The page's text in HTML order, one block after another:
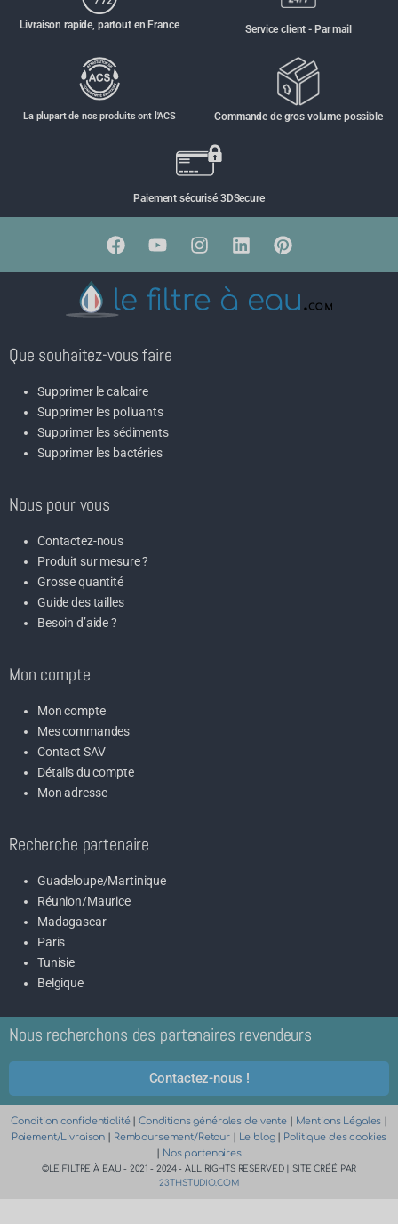
Livraison rapide, partout en France Service client - Par mail
La plupart de nos produits ont l'ACS Commande de gros volume possible
Paiement sécurisé 3DSecure
Que souhaitez-vous faire
Supprimer le calcaire
Supprimer les polluants
Supprimer les sédiments
Supprimer les bactéries
Nous pour vous
Contactez-nous
Produit sur mesure ?
Grosse quantité
Guide des tailles
Besoin d’aide ?
Mon compte
Mon compte
Mes commandes
Contact SAV
Détails du compte
Mon adresse
Recherche partenaire
Guadeloupe/Martinique
Réunion/Maurice
Madagascar
Paris
Tunisie
Belgique
Nous recherchons des partenaires revendeurs
Contactez-nous !
Condition confidentialité|Conditions générales de vente| Mentions Légales
Paiement/Livraison
Remboursement/Retour Le blog|
Politique des cookies
Nos partenaires
©LE FILTRE À EAU - 2021 - 2024 - ALL RIGHTS RESERVED | SITE CRÉÉ PAR
23THSTUDIO.COM